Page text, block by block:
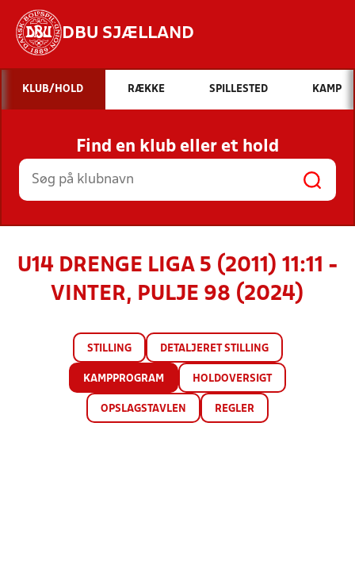
DBU SJÆLLAND
Hvad vil du søge efter?
INDHOLD OG NYHEDER
STILLINGER, RESULTATER, KLUBBER OG
HOLD
KLUB/HOLD RÆKKE SPILLESTED KAMP
Find en klub eller et hold
U14 DRENGE LIGA 5 (2011) 11:11 -
VINTER, PULJE 98 (2024)
STILLING DETALJERET STILLING
KAMPPROGRAM HOLDOVERSIGT
OPSLAGSTAVLEN REGLER